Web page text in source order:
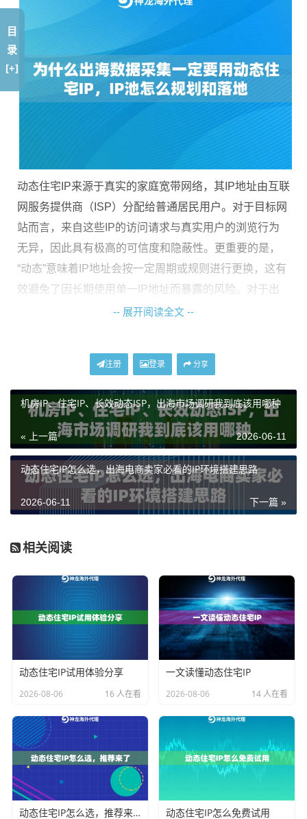
动态住宅IP来源于真实的家庭宽带网络，其IP地址由互联
网服务提供商（ISP）分配给普通居民用户。对于目标网
站而言，来自这些IP的访问请求与真实用户的浏览行为
无异，因此具有极高的可信度和隐蔽性。更重要的是，
“动态”意味着IP地址会按一定周期或规则进行更换，这有
效避免了因长期使用单一IP地址而暴露的风险。对于出
海数据采集而言，这不仅是提高成功率的技术手段，更
神龙海外动态IP 这样的服务，其IP池完全位于大陆
以外，专为海外业务场景设计，能够提供符合目标地区
本地用户特征的网络环境，从而让数据采集过程更加顺
畅、自然。
如何规划一个高效可靠的IP池？
规划IP池并非简单地获取大量IP地址，而是需要根据具体
业务需求进行精细化设计。一个规划得当的IP池，能最
要点：
1. 明确业务需求与场景：
这是规划的起点。你需要评估
数据采集的目标网站、访问频率、所需的地理位置精度
（国家、州甚至城市）、会话保持时长以及并发量要
求。例如，监控社交媒体趋势与爬取电商平台商品信
2. 评估IP池的规模与质量：
IP池的规模并非越大越好，
以下特征：
真实住宅属性：确保IP来自家庭ISP，这是绕过高级
风控的基石。
足够的纯净度与去重率：
每日对IP池进行有效去
-- 展开阅读全文 --
注册 登录 分享
机房IP、住宅IP、长效动态ISP，出海市场调研我到底该用哪种
« 上一篇 2026-06-11
动态住宅IP怎么选，出海电商卖家必看的IP环境搭建思路
下一篇 »
2026-06-11
相关阅读
动态住宅IP试用体验分享
2026-08-06 16 人在看
一文读懂动态住宅IP
2026-08-06 14 人在看
动态住宅IP怎么选，推荐来了 动态住宅IP怎么免费试用
目
录
[+]